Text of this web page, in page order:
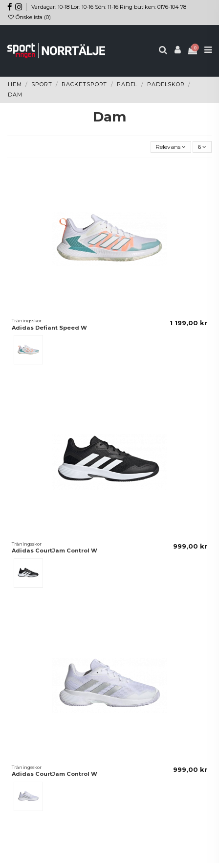
Vardagar: 10-18 Lör: 10-16 Sön: 11-16 Ring butiken: 0176-104 78
Önskelista (0)
0
HEM SPORT RACKETSPORT PADEL
PADELSKOR
DAM
Dam
Relevans 6
Träningsskor
Adidas Defiant Speed W
1 199,00 kr
Träningsskor
Adidas CourtJam Control W
999,00 kr
Träningsskor
Adidas CourtJam Control W
999,00 kr